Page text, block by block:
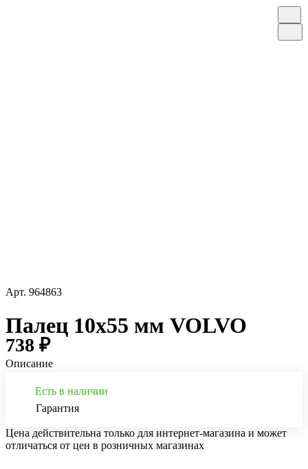
Арт. 964863
Палец 10х55 мм VOLVO
738 ₽
Описание
Есть в наличии
Гарантия
Цена действительна только для интернет-магазина и может
отличаться от цен в розничных магазинах